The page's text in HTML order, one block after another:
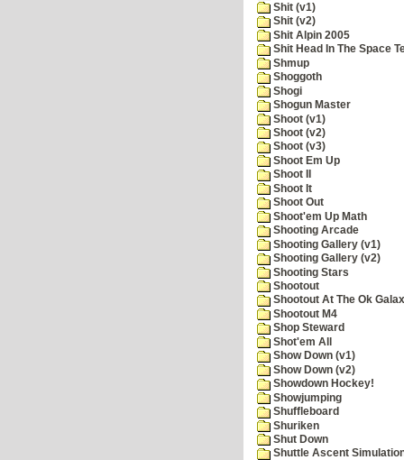
Shit (v1)
Shit (v2)
Shit Alpin 2005
Shit Head In The Space
Shmup
Shoggoth
Shogi
Shogun Master
Shoot (v1)
Shoot (v2)
Shoot (v3)
Shoot Em Up
Shoot II
Shoot It
Shoot Out
Shoot'em Up Math
Shooting Arcade
Shooting Gallery (v1)
Shooting Gallery (v2)
Shooting Stars
Shootout
Shootout At The Ok
Shootout M4
Shop Steward
Shot'em All
Show Down (v1)
Show Down (v2)
Showdown Hockey!
Showjumping
Shuffleboard
Shuriken
Shut Down
Shuttle Ascent